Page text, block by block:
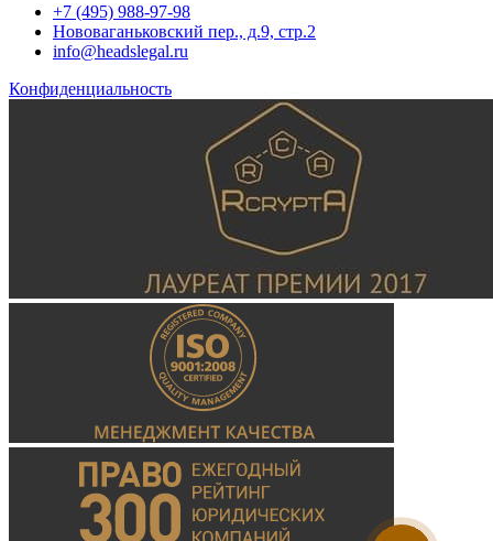
Здравствуйте! Всегда готов
помочь Вам. Напишите мне,
если у вас появятся вопросы.
+7 (495) 988-97-98
Нововаганьковский пер., д.9, стр.2
info@headslegal.ru
Конфиденциальность